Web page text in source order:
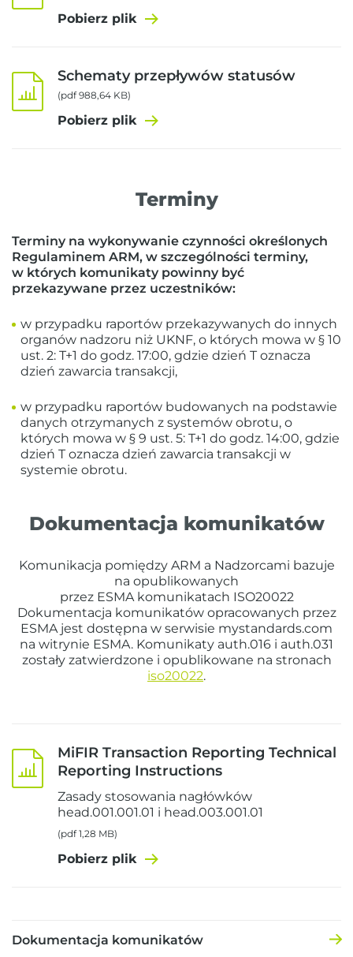
Pobierz plik
Schematy przepływów statusów
(pdf 988,64 KB)
Pobierz plik
Terminy
Terminy na wykonywanie czynności określonych
Regulaminem ARM, w szczególności terminy,
w których komunikaty powinny być
przekazywane przez uczestników:
w przypadku raportów przekazywanych do innych
organów nadzoru niż UKNF, o których mowa w § 10
ust. 2: T+1 do godz. 17:00, gdzie dzień T oznacza
dzień zawarcia transakcji,
w przypadku raportów budowanych na podstawie
danych otrzymanych z systemów obrotu, o
których mowa w § 9 ust. 5: T+1 do godz. 14:00, gdzie
dzień T oznacza dzień zawarcia transakcji w
systemie obrotu.
Dokumentacja komunikatów
Komunikacja pomiędzy ARM a Nadzorcami bazuje
na opublikowanych
przez ESMA komunikatach ISO20022
Dokumentacja komunikatów opracowanych przez
ESMA jest dostępna w serwisie mystandards.com
na witrynie ESMA. Komunikaty auth.016 i auth.031
zostały zatwierdzone i opublikowane na stronach
iso20022.
MiFIR Transaction Reporting Technical
Reporting Instructions
Zasady stosowania nagłówków
head.001.001.01 i head.003.001.01
(pdf 1,28 MB)
Pobierz plik
Dokumentacja komunikatów